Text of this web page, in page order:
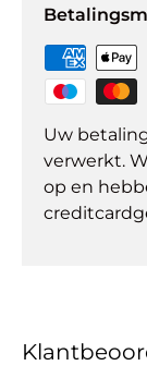
Uw
verwerkt.
op en